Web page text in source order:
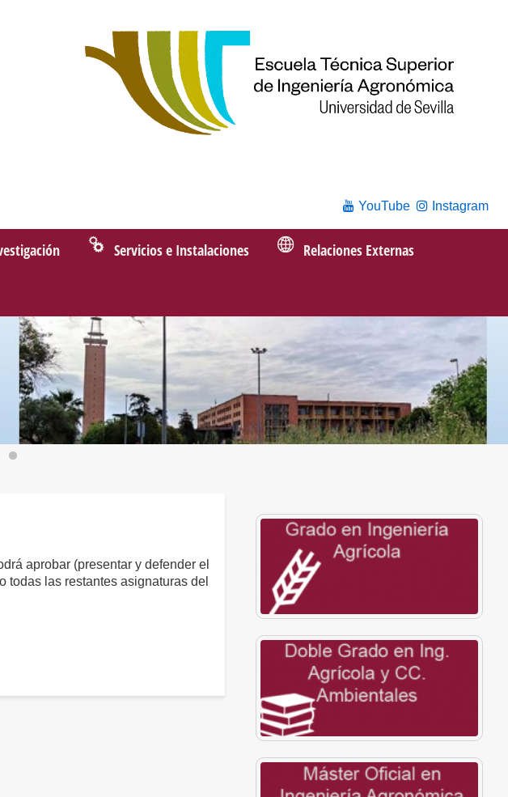
YouTube Instagram
Servicios e Instalaciones Relaciones Externas
aprobar (presentar y defender el
todas las restantes asignaturas del